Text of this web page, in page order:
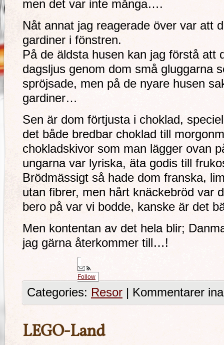
men det var inte många….
Nåt annat jag reagerade över var att
gardiner i fönstren.
På de äldsta husen kan jag förstå att
dagsljus genom dom små gluggarna
spröjsade, men på de nyare husen
gardiner…
Sen är dom förtjusta i choklad,
det både bredbar choklad till
chokladskivor som man lägger ovan
ungarna var lyriska, äta godis till
Brödmässigt så hade dom franska,
utan fibrer, men hårt knäckebröd var
bero på var vi bodde, kanske är det
Men kontentan av det hela blir;
jag gärna återkommer till…!
Follow
Categories: Resor | Kommentarer
LEGO-Land